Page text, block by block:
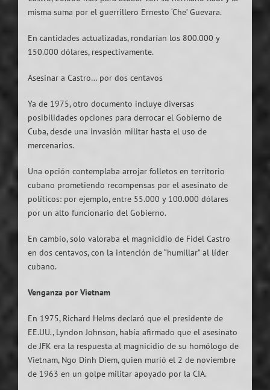
misma suma por el guerrillero Ernesto ‘Che’ Guevara.
En cantidades actualizadas, rondarían los 800.000 y
150.000 dólares, respectivamente.
Asesinar a Castro… por dos centavos
Ya de 1975, otro documento incluye diversas
posibilidades opciones para derrocar el Gobierno de
Cuba, desde una invasión militar hasta el uso de
mercenarios.
Una opción contemplaba arrojar folletos en territorio
cubano prometiendo recompensas por el asesinato de
políticos: por ejemplo, entre 55.000 y 100.000 dólares
por un alto funcionario del Gobierno.
En cambio, solo valoraba el magnicidio de Fidel Castro
en dos centavos, con la intención de “humillar” al líder
cubano.
Venganza por Vietnam
En 1975, Richard Helms declaró que el presidente de
EE.UU., Lyndon Johnson, había afirmado que el asesinato
de JFK era la respuesta al magnicidio de su homólogo de
Vietnam, Ngo Dinh Diem, quien murió el 2 de noviembre
de 1963 en un golpe militar apoyado por la CIA.